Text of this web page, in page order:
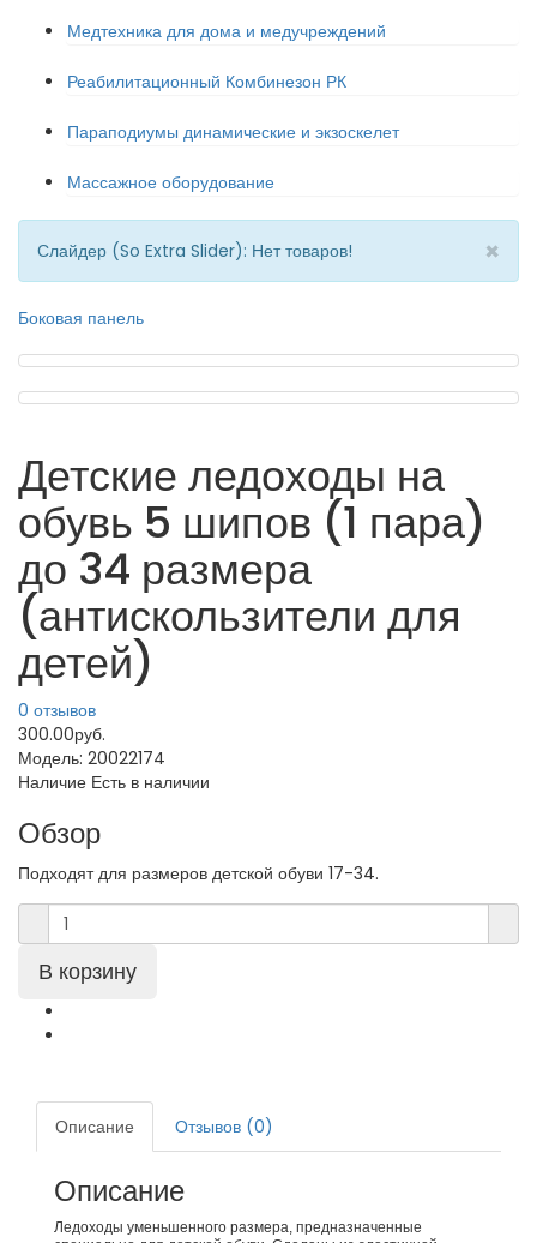
Медтехника для дома и медучреждений
Реабилитационный Комбинезон РК
Параподиумы динамические и экзоскелет
Массажное оборудование
Слайдер (So Extra Slider): Нет товаров! ×
Боковая панель
Детские ледоходы на
обувь 5 шипов (1 пара)
до 34 размера
(антискользители для
детей)
0 отзывов
300.00руб.
Модель: 20022174
Наличие Есть в наличии
Обзор
Подходят для размеров детской обуви 17-34.
Описание Отзывов (0)
Описание
Ледоходы уменьшенного размера, предназначенные